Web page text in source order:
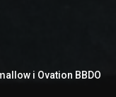
i Ovation BBDO